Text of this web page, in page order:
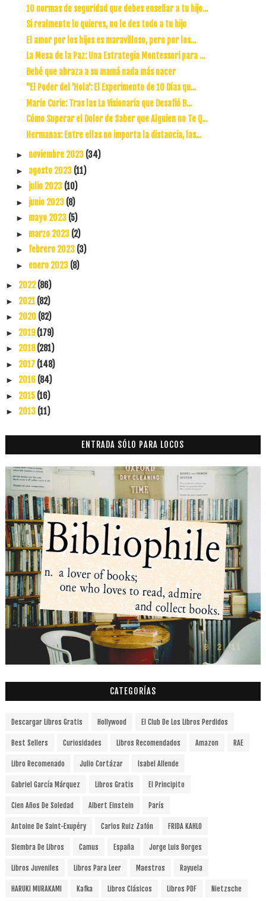
10 normas de seguridad que debes enseñar a tu hijo...
Si realmente lo quieres, no le des todo a tu hijo
El amor por los hijos es maravilloso, pero por los...
La Mesa de la Paz: Una Estrategia Montessori para ...
Bebé que abraza a su mamá nada más nacer
"El Poder del 'Hola': El Experimento de 10 Días qu...
Marie Curie: Tras las La Visionaria que Desafió B...
Cómo Superar el Dolor de Saber que Alguien no Te Q...
Hermanas: Entre ellas no importa la distancia, las...
► noviembre 2023 (34)
► agosto 2023 (11)
► julio 2023 (10)
► junio 2023 (8)
► mayo 2023 (5)
► marzo 2023 (2)
► febrero 2023 (3)
► enero 2023 (8)
► 2022(86)
► 2021 (82)
► 2020 (82)
► 2019(179)
► 2018(281)
► 2017 (148)
► 2016 (84)
► 2015 (16)
► 2013 (11)
ENTRADA SÓLO PARA LOCOS
CATEGORÍAS
Descargar Libros Gratis Hollywood El Club De Los Libros Perdidos
Best Sellers Curiosidades Libros Recomendados Amazon RAE
Libro Recomenado Julio Cortázar Isabel Allende
Gabriel García Márquez Libros Gratis El Principito
Cien Años De Soledad Albert Einstein París
Antoine De Saint-Exupéry Carlos Ruiz Zafón FRIDA KAHLO
Siembra De Libros Camus España Jorge Luis Borges
Libros Juveniles Libros Para Leer Maestros Rayuela
HARUKI MURAKAMI Kafka Libros Clásicos Libros PDF Nietzsche